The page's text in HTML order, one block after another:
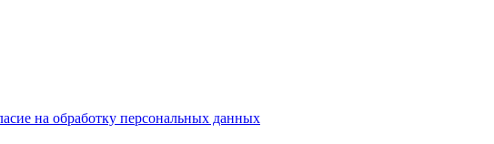
на обработку персональных данных